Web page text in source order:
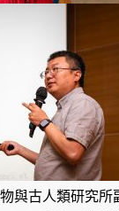
與古人類研究所